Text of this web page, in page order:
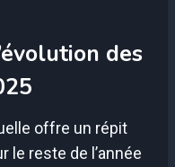
des
offre un répit
le reste de l’année